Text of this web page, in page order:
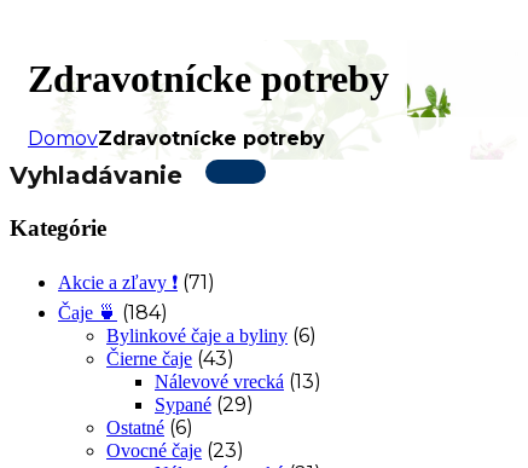
Zdravotnícke potreby
DomovZdravotnícke potreby
Vyhladávanie
Kategórie
Akcie a zľavy ❗ (71)
Čaje 🍵 (184)
Bylinkové čaje a byliny (6)
Čierne čaje (43)
Nálevové vrecká (13)
Sypané (29)
Ostatné (6)
Ovocné čaje (23)